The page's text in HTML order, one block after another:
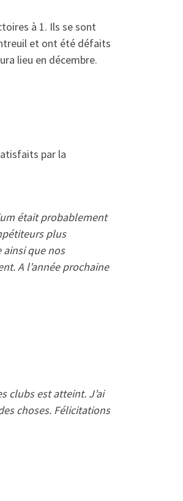
à 1. Ils se sont
et ont été défaits
lieu en décembre.
par la
était probablement
plus
ainsi que nos
A l’année prochaine
clubs est atteint. J’ai
choses. Félicitations